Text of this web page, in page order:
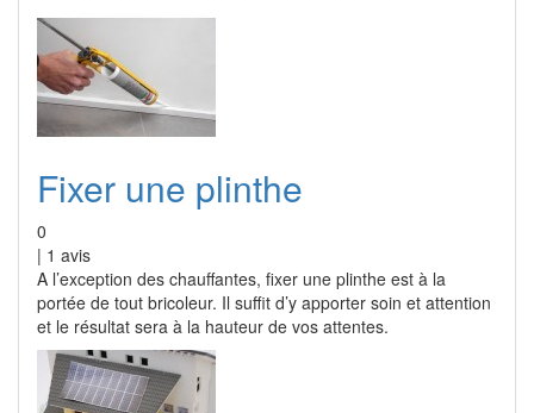
Fixer une plinthe
0
| 1 avis
A l’exception des chauffantes, fixer une plinthe est à la
portée de tout bricoleur. Il suffit d’y apporter soin et attention
et le résultat sera à la hauteur de vos attentes.